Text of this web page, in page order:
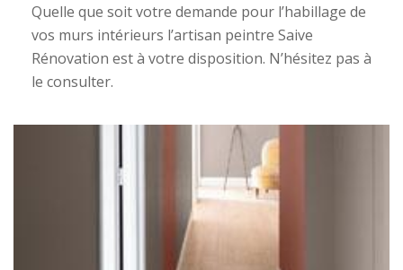
Quelle que soit votre demande pour l’habillage de
vos murs intérieurs l’artisan peintre Saive
Rénovation est à votre disposition. N’hésitez pas à
le consulter.